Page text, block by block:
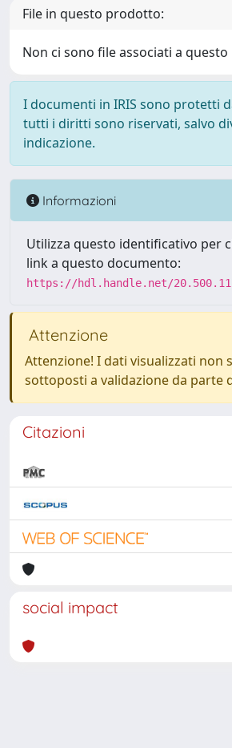
File in questo prodotto:
Non ci sono file associati a
I documenti in IRIS sono protetti
tutti i diritti sono riservati, salvo
indicazione.
Informazioni
Utilizza questo identificativo per
link a questo documento:
https://hdl.handle.net/
Attenzione
Attenzione! I dati visualizzati non
sottoposti a validazione da parte
Citazioni
social impact